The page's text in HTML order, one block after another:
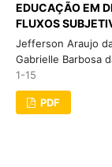
EDUCAÇÃO EM
FLUXOS
Jefferson Araujo
Gabrielle Barbosa
1-15
PDF